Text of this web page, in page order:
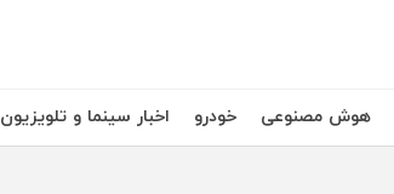
هوش مصنوعی خودرو اخبار سینما و تلویزیون